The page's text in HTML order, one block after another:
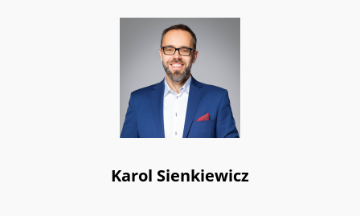
Karol Sienkiewicz